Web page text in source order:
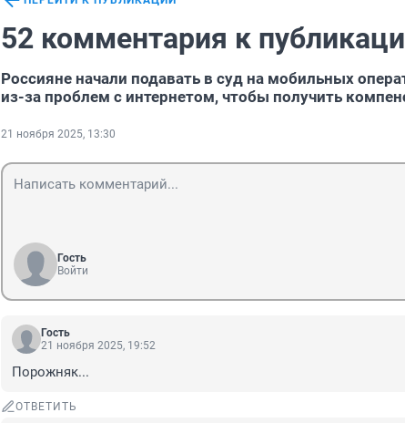
52 комментария к
Россияне начали подавать в суд на мобильных
из-за проблем с интернетом, чтобы получить
21 ноября 2025, 13:30
Гость
Войти
Гость
21 ноября 2025, 19:52
Порожняк...
ОТВЕТИТЬ